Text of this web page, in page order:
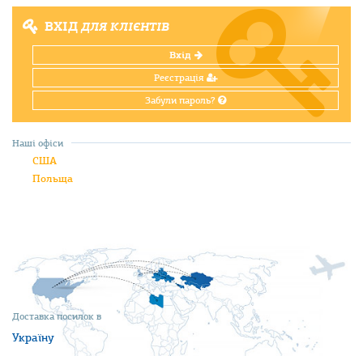
ВХІДДЛЯ КЛІЄНТІВ
Вхід
Реєстрація
Забули пароль?
Доставка посилок в
Україну
Наші офіси
США
Польща